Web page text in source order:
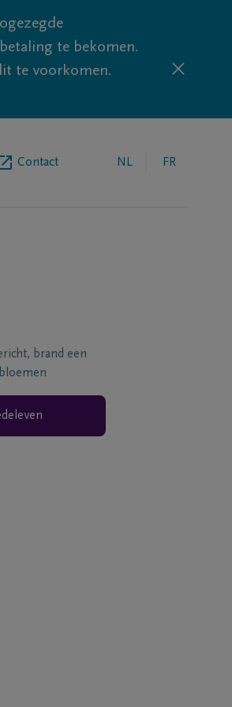
te bekomen.
te voorkomen.
Contact NL FR
brand een